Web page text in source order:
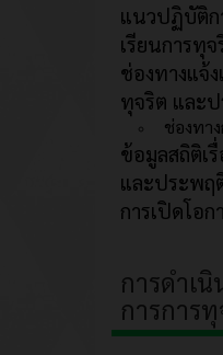
แนวปฏิบัติกา
เรียนการทุ
ช่องทางแจ้ง
ทุจริต และป
ช่องทา
ข้อมูลสถิติเรื่
และประพฤ
การเปิดโอ
การดำเนิ
การการ